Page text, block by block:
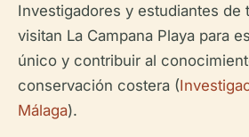
Investigadores y estudiantes de
visitan La Campana Playa para
único y contribuir al
conservación costera (
Málaga).